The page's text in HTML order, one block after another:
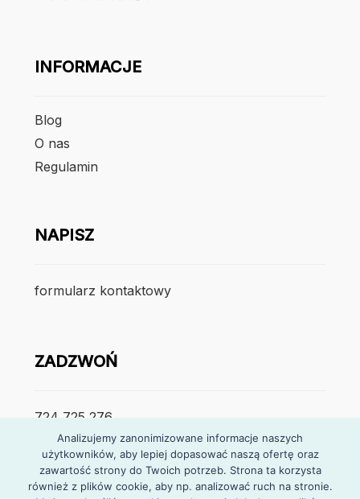
INFORMACJE
Blog
O nas
Regulamin
NAPISZ
formularz kontaktowy
ZADZWOŃ
724 725 276
poniedzialek – piątek
7:30 – 15:30
Analizujemy zanonimizowane informacje naszych
użytkowników, aby lepiej dopasować naszą ofertę oraz
zawartość strony do Twoich potrzeb. Strona ta korzysta
również z plików cookie, aby np. analizować ruch na stronie.